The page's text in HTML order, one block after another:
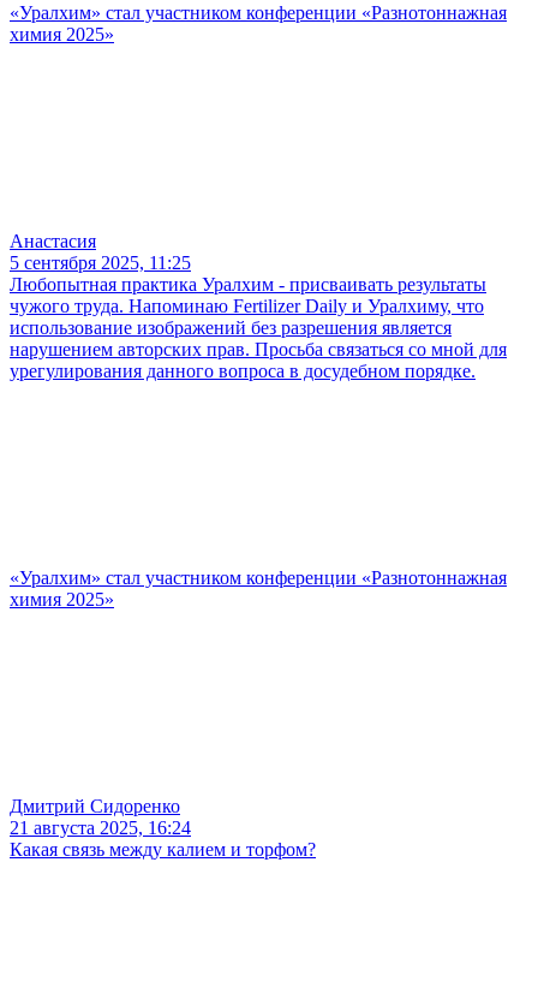
«Уралхим» стал участником конференции «Разнотоннажная
химия 2025»
Анастасия
5 сентября 2025, 11:25
Любопытная практика Уралхим - присваивать результаты
чужого труда. Напоминаю Fertilizer Daily и Уралхиму, что
использование изображений без разрешения является
нарушением авторских прав. Просьба связаться со мной для
урегулирования данного вопроса в досудебном порядке.
«Уралхим» стал участником конференции «Разнотоннажная
химия 2025»
Дмитрий Сидоренко
21 августа 2025, 16:24
Какая связь между калием и торфом?